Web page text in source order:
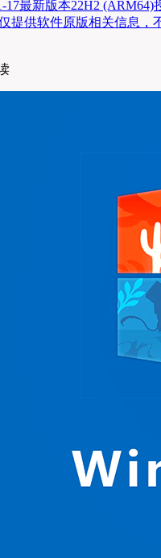
17最新版本22H2 (ARM64)
提供软件原版相关信息，